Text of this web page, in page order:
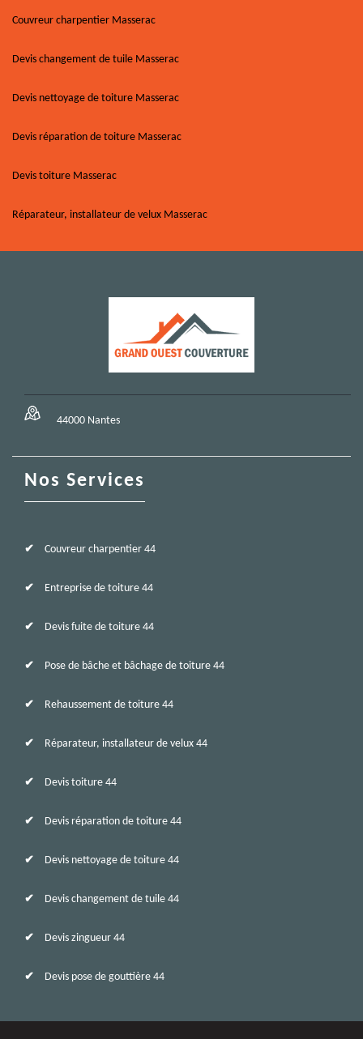
Couvreur charpentier Masserac
Devis changement de tuile Masserac
Devis nettoyage de toiture Masserac
Devis réparation de toiture Masserac
Devis toiture Masserac
Réparateur, installateur de velux Masserac
44000 Nantes
Nos Services
Couvreur charpentier 44
Entreprise de toiture 44
Devis fuite de toiture 44
Pose de bâche et bâchage de toiture 44
Rehaussement de toiture 44
Réparateur, installateur de velux 44
Devis toiture 44
Devis réparation de toiture 44
Devis nettoyage de toiture 44
Devis changement de tuile 44
Devis zingueur 44
Devis pose de gouttière 44